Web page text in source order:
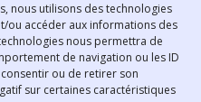
nous utilisons des technologies
ou accéder aux informations des
nous permettra de
de navigation ou les ID
ou de retirer son
sur certaines caractéristiques